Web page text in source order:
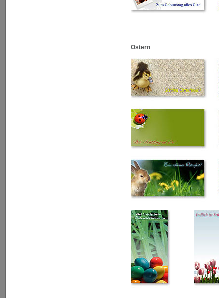
Ostern